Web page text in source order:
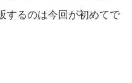
するのは今回が初めてで